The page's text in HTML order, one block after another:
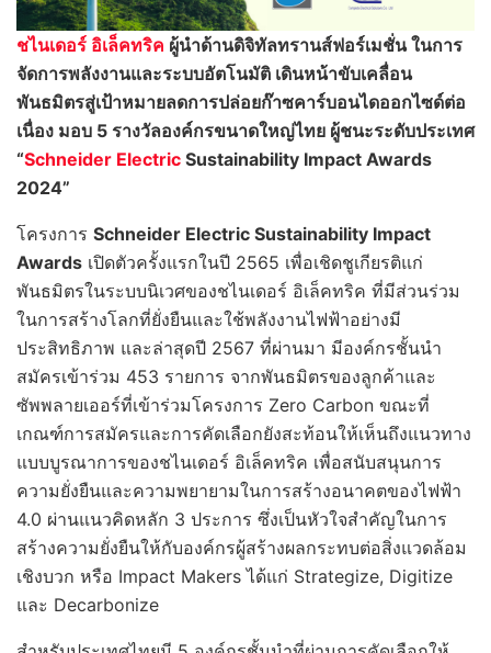
ชไนเดอร์ อิเล็คทริค ผู้นำด้านดิจิทัลทรานส์ฟอร์เมชั่น ในการ
จัดการพลังงานและระบบอัตโนมัติ เดินหน้าขับเคลื่อน
พันธมิตรสู่เป้าหมายลดการปล่อยก๊าซคาร์บอนไดออกไซด์ต่อ
เนื่อง มอบ 5 รางวัลองค์กรขนาดใหญ่ไทย ผู้ชนะระดับประเทศ
“Schneider Electric Sustainability Impact Awards
2024”
โครงการ Schneider Electric Sustainability Impact
Awards เปิดตัวครั้งแรกในปี 2565 เพื่อเชิดชูเกียรติแก่
พันธมิตรในระบบนิเวศของชไนเดอร์ อิเล็คทริค ที่มีส่วนร่วม
ในการสร้างโลกที่ยั่งยืนและใช้พลังงานไฟฟ้าอย่างมี
ประสิทธิภาพ และล่าสุดปี 2567 ที่ผ่านมา มีองค์กรชั้นนำ
สมัครเข้าร่วม 453 รายการ จากพันธมิตรของลูกค้าและ
ซัพพลายเออร์ที่เข้าร่วมโครงการ Zero Carbon ขณะที่
เกณฑ์การสมัครและการคัดเลือกยังสะท้อนให้เห็นถึงแนวทาง
แบบบูรณาการของชไนเดอร์ อิเล็คทริค เพื่อสนับสนุนการ
ความยั่งยืนและความพยายามในการสร้างอนาคตของไฟฟ้า
4.0 ผ่านแนวคิดหลัก 3 ประการ ซึ่งเป็นหัวใจสำคัญในการ
สร้างความยั่งยืนให้กับองค์กรผู้สร้างผลกระทบต่อสิ่งแวดล้อม
เชิงบวก หรือ Impact Makers ได้แก่ Strategize, Digitize
และ Decarbonize